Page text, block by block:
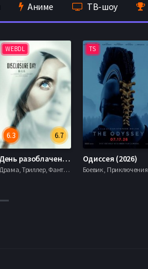
Аниме ТВ-шоу
WEBDL
6.7
6.3
День разоблачения (2026)
Драма, Триллер, Фантастика,
TS
Одиссея (2026)